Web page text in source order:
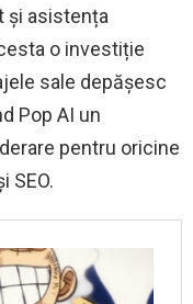
și asistența
o investiție
sale depășesc
Pop AI un
pentru oricine
SEO.